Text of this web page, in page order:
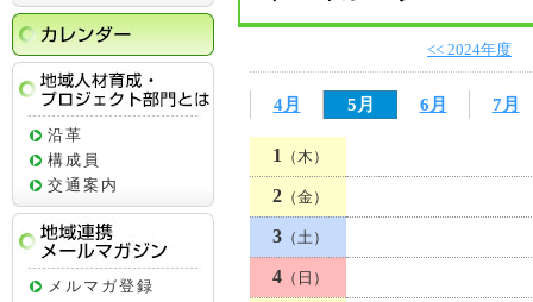
<< 2024年度
4月 5月 6月 7月
1 （木）
2 （金）
3 （土）
4 （日）
イベントカレンダー
地域人材育成・プロジェクト部門とは
沿革
構成員
交通案内
地域連携メールマガジン
メルマガ登録